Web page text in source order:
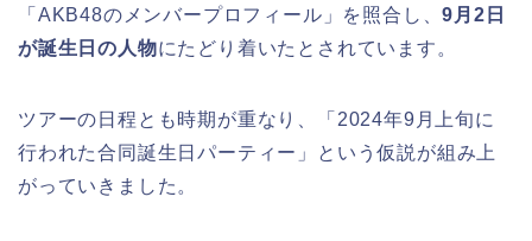
「AKB48のメンバープロフィール」を照合し、9月2日
が誕生日の人物にたどり着いたとされています。
ツアーの日程とも時期が重なり、「2024年9月上旬に
行われた合同誕生日パーティー」という仮説が組み上
がっていきました。